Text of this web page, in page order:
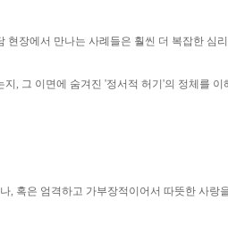
장에서 만나는 사례들은 훨씬 더 복잡한 심
, 그 이면에 숨겨진 '정서적 허기'의 정체를 이
혹은 엄격하고 가부장적이어서 따뜻한 사랑